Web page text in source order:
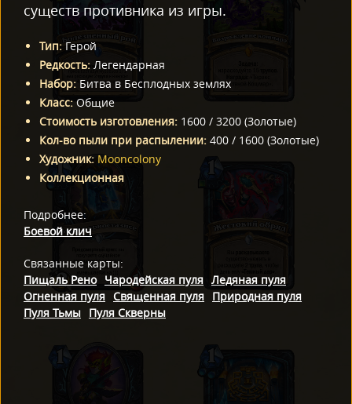
существ противника из игры.
Тип: Герой
Редкость: Легендарная
Набор: Битва в Бесплодных землях
Класс: Общие
Стоимость изготовления: 1600 / 3200 (Золотые)
Кол-во пыли при распылении: 400 / 1600 (Золотые)
Художник: Mooncolony
Коллекционная
Подробнее:
Боевой клич
Связанные карты:
Пищаль Рено Чародейская пуля Ледяная пуля
Огненная пуля Священная пуля Природная пуля
Пуля Тьмы Пуля Скверны